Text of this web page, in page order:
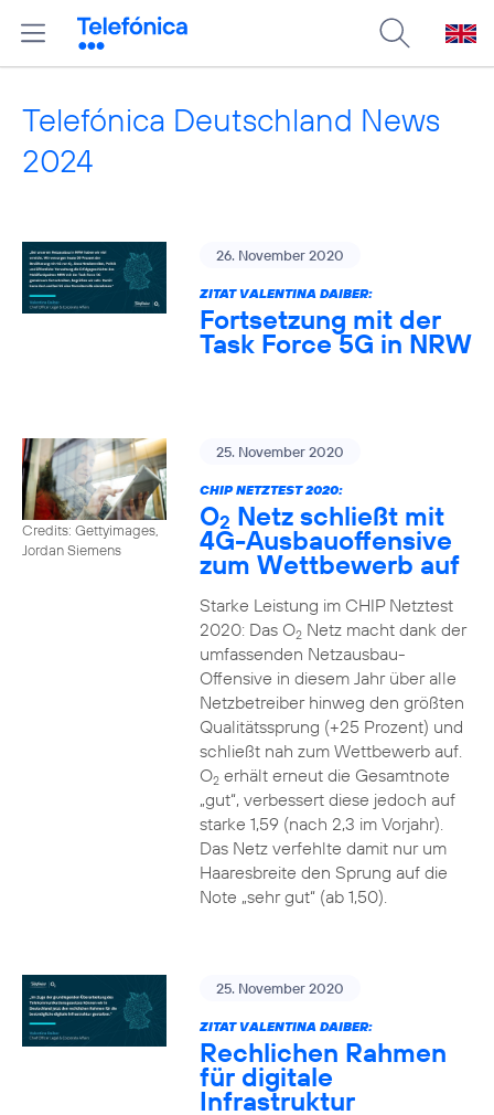
Telefónica Deutschland News
2024
26. November 2020
ZITAT VALENTINA DAIBER:
Fortsetzung mit der
Task Force 5G in NRW
Credits: Gettyimages,
Jordan Siemens
25. November 2020
CHIP NETZTEST 2020:
O2 Netz schließt mit
4G-Ausbauoffensive
zum Wettbewerb auf
Starke Leistung im CHIP Netztest
2020: Das O2Netz macht dank der
umfassenden Netzausbau-
Offensive in diesem Jahr über alle
Netzbetreiber hinweg den größten
Qualitätssprung (+25 Prozent) und
schließt nah zum Wettbewerb auf.
O2erhält erneut die Gesamtnote
„gut“, verbessert diese jedoch auf
starke 1,59 (nach 2,3 im Vorjahr).
Das Netz verfehlte damit nur um
Haaresbreite den Sprung auf die
Note „sehr gut“ (ab 1,50).
25. November 2020
ZITAT VALENTINA DAIBER:
Rechlichen Rahmen
für digitale
Infrastruktur